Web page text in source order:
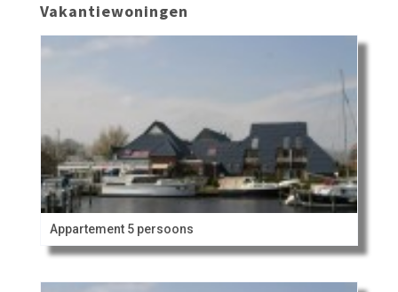
Vakantiewoningen
Appartement 5 persoons